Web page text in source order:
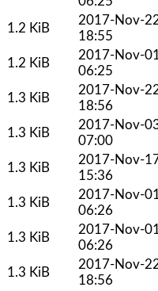
1.2 KiB
2017-Nov-
18:55
1.2 KiB
2017-Nov-
06:25
1.3 KiB
2017-Nov-
18:56
1.3 KiB
2017-Nov-
07:00
1.3 KiB
2017-Nov-
15:36
1.3 KiB
2017-Nov-
06:26
1.3 KiB
2017-Nov-
06:26
1.3 KiB
2017-Nov-
18:56